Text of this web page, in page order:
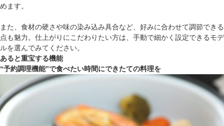
めます。
また、食材の硬さや味の染み込み具合など、好みに合わせて調節できる
点も魅力。仕上がりにこだわりたい方は、手動で細かく設定できるモデ
ルを選んでみてください。
あると重宝する機能
“予約調理機能”で食べたい時間にできたての料理を